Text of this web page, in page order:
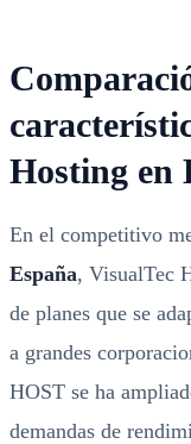
Hosting en
En el competitivo
España, VisualTec
de planes que se
a grandes
HOST se ha
demandas de